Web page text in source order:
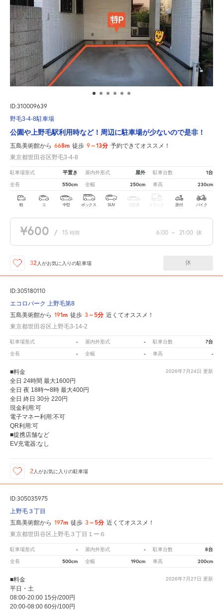
ID:310009639
野毛3-4-8駐車場
公園や上野毛駅利用時など！周辺に駐車場が少ないので是非！
五島美術館から 668m 徒歩 9～13分 予約できてオススメ！
東京都世田谷区野毛3-4-8
駐車場形式 平置き 屋内外形式 屋外 駐車台数 1台
全長 550cm 全幅 250cm 車高 230cm
軽 コ 中型 ボックス SUV 大型車 トラック 原付 バイク
¥600 / 15 時間 6:00 ～ 21:00 休
32 人がお気に入りの駐車場 休
ID:305180110
エコロパーク 上野毛第8
五島美術館から 191m 徒歩 3～5分 近くてオススメ！
東京都世田谷区上野毛3-14-2
駐車場形式 - 屋内外形式 - 駐車台数 7台
全長 - 全幅 - 車高 -
2026年7月24日 更新
■料金
全日 24時間 最大1600円
全日 夜 18時〜8時 最大400円
全日 終日 30分 220円
現金利用:可
電子マネー利用:不可
QR利用:可
■提携店舗など
EV充電器:なし
2 人がお気に入りの駐車場
ID:305035975
上野毛３丁目
五島美術館から 197m 徒歩 3～5分 近くてオススメ！
東京都世田谷区上野毛３丁目１ー６
駐車場形式 - 屋内外形式 - 駐車台数 8台
全長 500cm 全幅 190cm 車高 200cm
2026年7月27日 更新
■料金
平日・土
08:00-20:00 15分/200円
20:00-08:00 60分/100円